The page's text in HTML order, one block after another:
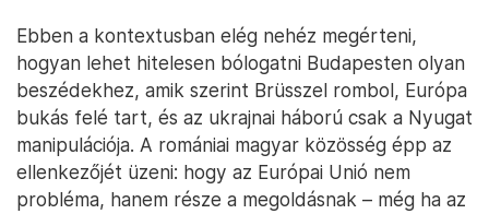
Ebben a kontextusban elég nehéz megérteni,
hogyan lehet hitelesen bólogatni Budapesten olyan
beszédekhez, amik szerint Brüsszel rombol, Európa
bukás felé tart, és az ukrajnai háború csak a Nyugat
manipulációja. A romániai magyar közösség épp az
ellenkezőjét üzeni: hogy az Európai Unió nem
probléma, hanem része a megoldásnak – még ha az